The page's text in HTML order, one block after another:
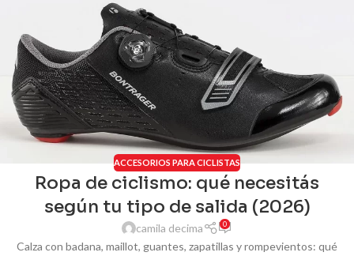
ACCESORIOS PARA CICLISTAS
Ropa de ciclismo: qué necesitás
según tu tipo de salida (2026)
camila decima 0
Calza con badana, maillot, guantes, zapatillas y rompevientos: qué